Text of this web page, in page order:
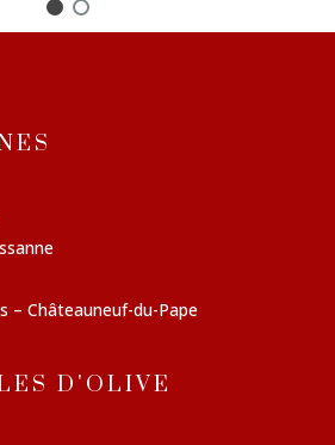
– Châteauneuf-du-Pape
D'OLIVE